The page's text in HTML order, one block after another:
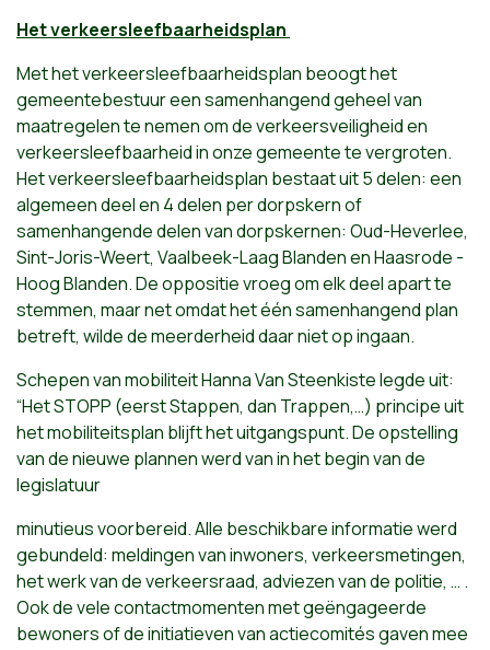
Het verkeersleefbaarheidsplan
Met het verkeersleefbaarheidsplan beoogt het
gemeentebestuur een samenhangend geheel van
maatregelen te nemen om de verkeersveiligheid en
verkeersleefbaarheid in onze gemeente te vergroten.
Het verkeersleefbaarheidsplan bestaat uit 5 delen: een
algemeen deel en 4 delen per dorpskern of
samenhangende delen van dorpskernen: Oud-Heverlee,
Sint-Joris-Weert, Vaalbeek-Laag Blanden en Haasrode -
Hoog Blanden. De oppositie vroeg om elk deel apart te
stemmen, maar net omdat het één samenhangend plan
betreft, wilde de meerderheid daar niet op ingaan.
Schepen van mobiliteit Hanna Van Steenkiste legde uit:
“Het STOPP (eerst Stappen, dan Trappen,…) principe uit
het mobiliteitsplan blijft het uitgangspunt. De opstelling
van de nieuwe plannen werd van in het begin van de
legislatuur
minutieus voorbereid. Alle beschikbare informatie werd
gebundeld: meldingen van inwoners, verkeersmetingen,
het werk van de verkeersraad, adviezen van de politie, … .
Ook de vele contactmomenten met geëngageerde
bewoners of de initiatieven van actiecomités gaven mee